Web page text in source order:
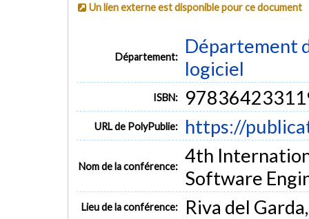
Un lien externe est disponible pour ce document
Département:
Département
logiciel
ISBN:
URL de PolyPublie: https://
Nom de la conférence: 4th
Software
Lieu de la conférence: Riva del